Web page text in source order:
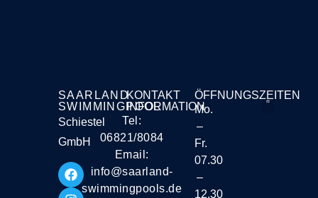
SAARLAND
SWIMMINGPOOL
Schiestel
GmbH
KONTAKT
INFORMATION
Tel:
06821/8084
Email:
info@saarland-
swimmingpools.de
ÖFFNUNGSZEITEN
Mo.
–
Fr.
07.30
–
12.30